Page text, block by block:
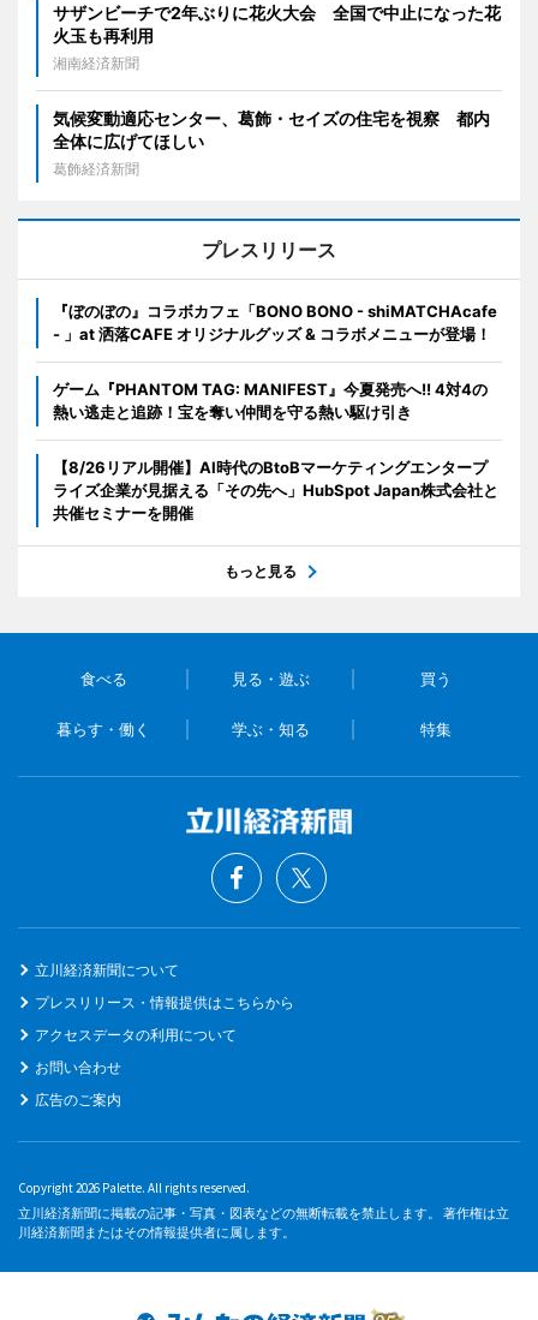
サザンビーチで2年ぶりに花火大会 全国で中止になった花
火玉も再利用
湘南経済新聞
気候変動適応センター、葛飾・セイズの住宅を視察 都内
全体に広げてほしい
葛飾経済新聞
プレスリリース
『ぼのぼの』コラボカフェ「BONO BONO - shiMATCHAcafe
- 」at 洒落CAFE オリジナルグッズ & コラボメニューが登場！
ゲーム『PHANTOM TAG: MANIFEST』今夏発売へ!! 4対4の
熱い逃走と追跡！宝を奪い仲間を守る熱い駆け引き
【8/26リアル開催】AI時代のBtoBマーケティングエンタープ
ライズ企業が見据える「その先へ」HubSpot Japan株式会社と
共催セミナーを開催
もっと見る
食べる 見る・遊ぶ 買う
暮らす・働く 学ぶ・知る 特集
立川経済新聞について
プレスリリース・情報提供はこちらから
アクセスデータの利用について
お問い合わせ
広告のご案内
Copyright 2026 Palette. All rights reserved.
立川経済新聞に掲載の記事・写真・図表などの無断転載を禁止します。 著作権は立
川経済新聞またはその情報提供者に属します。